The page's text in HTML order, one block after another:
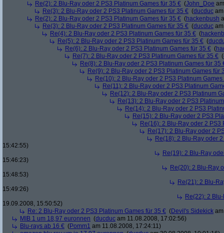
Re(2): 2 Blu-Ray oder 2 PS3 Platinum Games für 35 € (John_Doe
Re(3): 2 Blu-Ray oder 2 PS3 Platinum Games für 35 € (ducduc
Re(2): 2 Blu-Ray oder 2 PS3 Platinum Games für 35 € (hackenbush
Re(3): 2 Blu-Ray oder 2 PS3 Platinum Games für 35 € (ducduc
Re(4): 2 Blu-Ray oder 2 PS3 Platinum Games für 35 € (
Re(5): 2 Blu-Ray oder 2 PS3 Platinum Games für 35 € (
Re(6): 2 Blu-Ray oder 2 PS3 Platinum Games für 35 € (
Re(7): 2 Blu-Ray oder 2 PS3 Platinum Games für 35 € (
Re(8): 2 Blu-Ray oder 2 PS3 Platinum Games für 35
Re(9): 2 Blu-Ray oder 2 PS3 Platinum Games für
Re(10): 2 Blu-Ray oder 2 PS3 Platinum Games
Re(11): 2 Blu-Ray oder 2 PS3 Platinum
Re(12): 2 Blu-Ray oder 2 PS3 Platinum
Re(13): 2 Blu-Ray oder 2 PS3
Re(14): 2 Blu-Ray oder 2 PS3
Re(15): 2 Blu-Ray oder 2 PS3
Re(16): 2 Blu-Ray oder 2 PS3
Re(17): 2 Blu-Ray oder 2
Re(18): 2 Blu-Ray oder
15:42:55)
Re(19): 2 Blu-Ray
15:46:23)
Re(20): 2 Blu-Ray
15:48:53)
Re(21): 2 Blu-
15:49:26)
Re(22): 2
19.09.2008, 15:50:52)
Re: 2 Blu-Ray oder 2 PS3 Platinum Games für 35 € (Devil's Sidekick
MIB 1 um 18,97 euronnen (ducduc am 11.08.2008, 17:02:56)
Blu-rays ab 16 € (Pomm1 am 11.08.2008, 17:24:11)